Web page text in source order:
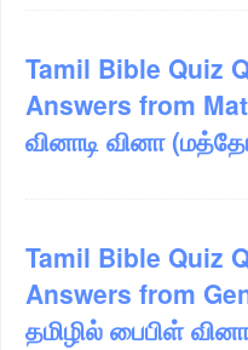
Tamil Bible Quiz
Answers from
வினாடி வினா
Tamil Bible Quiz
Answers from
தமிழில் பைபிள்